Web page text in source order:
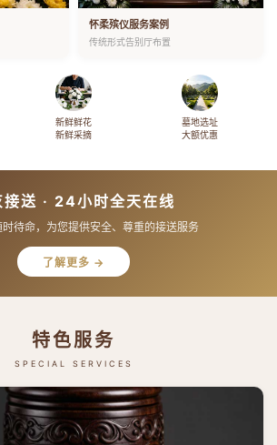
怀柔殡仪服务案例
传统形式告别厅布置
新鲜鲜花
新鲜采摘
墓地选址
大额优惠
接送 · 24小时全天在线
待命，为您提供安全、尊重的接送服务
了解更多 →
特色服务
SPECIAL SERVICES